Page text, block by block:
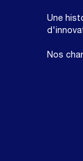
Une
Nos